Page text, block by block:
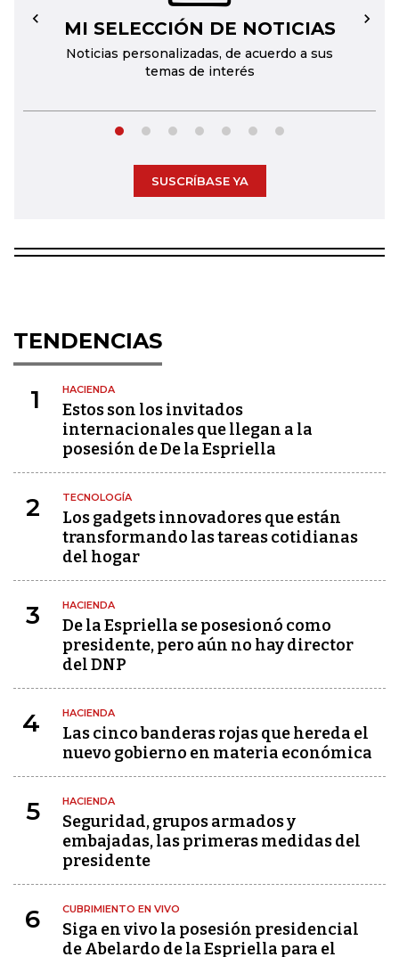
MI SELECCIÓN DE NOTICIAS
Noticias personalizadas, de acuerdo a sus
temas de interés
← →
SUSCRÍBASE YA
TENDENCIAS
1 HACIENDA
Estos son los invitados
internacionales que llegan a la
posesión de De la Espriella
2 TECNOLOGÍA
Los gadgets innovadores que están
transformando las tareas cotidianas
del hogar
3 HACIENDA
De la Espriella se posesionó como
presidente, pero aún no hay director
del DNP
4 HACIENDA
Las cinco banderas rojas que hereda el
nuevo gobierno en materia económica
5 HACIENDA
Seguridad, grupos armados y
embajadas, las primeras medidas del
presidente
6 CUBRIMIENTO EN VIVO
Siga en vivo la posesión presidencial
de Abelardo de la Espriella para el